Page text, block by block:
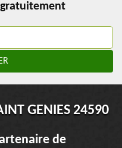
GENIES 24590
de